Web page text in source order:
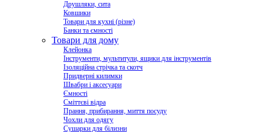
Друшляки, сита
Ковшики
Товари для кухні (різне)
Банки та ємності
Товари для дому
Клейонка
Інструменти, мультитули, ящики для інструментів
Ізоляційна стрічка та скотч
Придверні килимки
Швабри і аксесуари
Ємності
Сміттєві відра
Прання, прибирання, миття посуду
Чохли для одягу
Сушарки для білизни